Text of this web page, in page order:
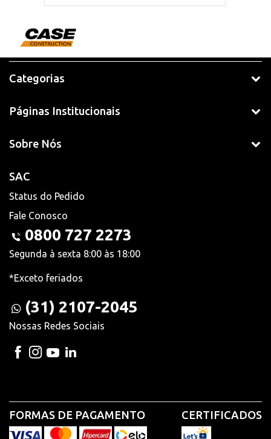
Categorias
Páginas Institucionais
Sobre Nós
SAC
Status do Pedido
Fale Conosco
0800 727 2273
Segunda à sexta 8:00 às 18:00
*Exceto feriados
(31) 2107-2045
Nossas Redes Sociais
FORMAS DE PAGAMENTO CERTIFICADOS